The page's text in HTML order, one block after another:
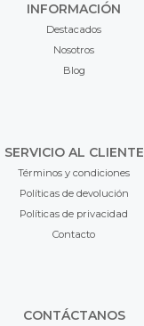
INFORMACIÓN
Destacados
Nosotros
Blog
SERVICIO AL CLIENTE
Términos y condiciones
Políticas de devolución
Políticas de privacidad
Contacto
CONTÁCTANOS